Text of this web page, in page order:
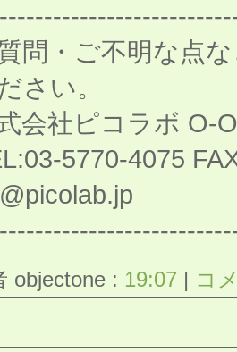
問・ご不明な点
さい。
会社ピコラボ O-
5770-4075
objectone : 19:07 | コ